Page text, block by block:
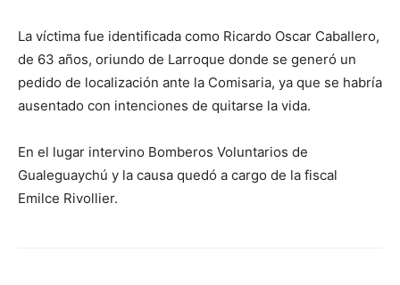
La víctima fue identificada como Ricardo Oscar Caballero,
de 63 años, oriundo de Larroque donde se generó un
pedido de localización ante la Comisaria, ya que se habría
ausentado con intenciones de quitarse la vida.
En el lugar intervino Bomberos Voluntarios de
Gualeguaychú y la causa quedó a cargo de la fiscal
Emilce Rivollier.